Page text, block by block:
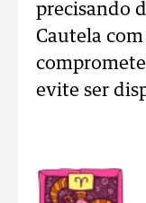
precisando
Cautela
evite ser